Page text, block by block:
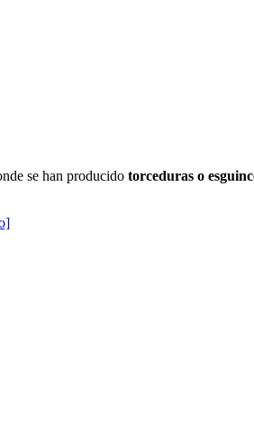
se han producido torceduras o